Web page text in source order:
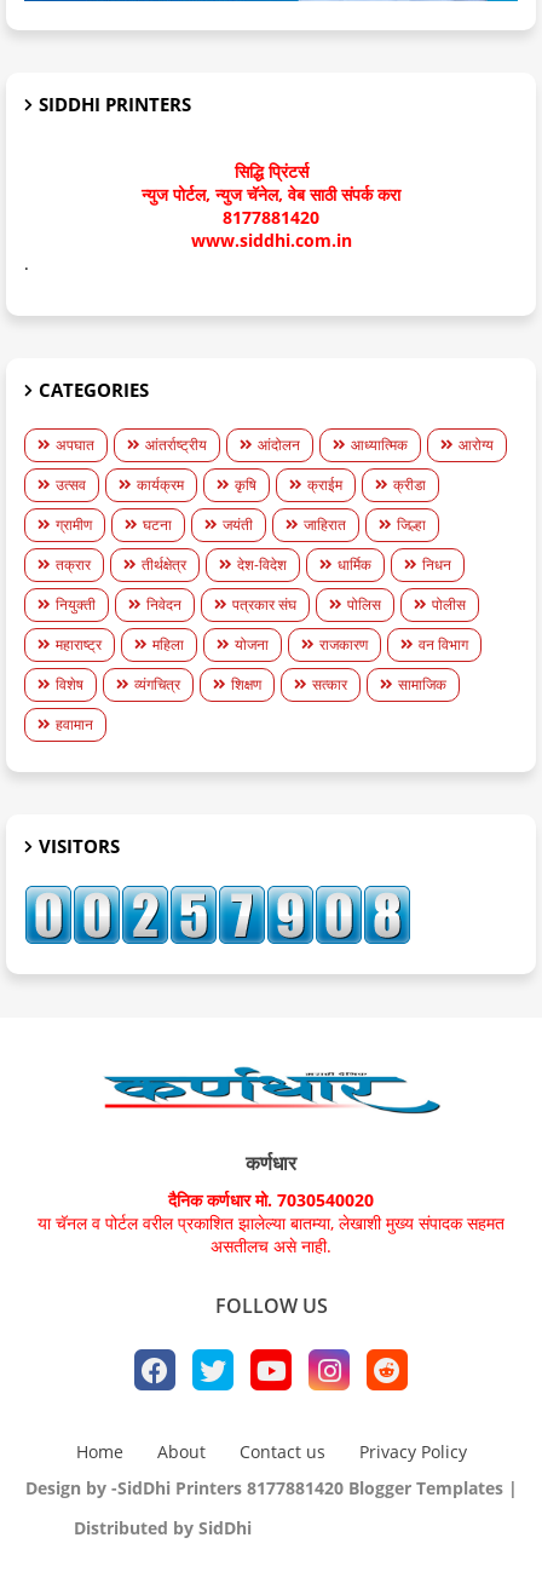
SIDDHI PRINTERS
सिद्धि प्रिंटर्स
न्युज पोर्टल, न्युज चॅनेल, वेब साठी संपर्क करा
8177881420
www.siddhi.com.in
.
CATEGORIES
अपघात आंतर्राष्ट्रीय आंदोलन आध्यात्मिक
आरोग्य
उत्सव
कार्यक्रम कृषि क्राईम
क्रीडा
ग्रामीण
घटना जयंती जाहिरात
जिल्हा
तक्रार
तीर्थक्षेत्र देश-विदेश धार्मिक
निधन
नियुक्ती
निवेदन पत्रकार संघ पोलिस
पोलीस
महाराष्ट्र
महिला योजना राजकारण
वन विभाग
विशेष
व्यंगचित्र शिक्षण सत्कार
सामाजिक
हवामान
VISITORS
कर्णधार
दैनिक कर्णधार मो. 7030540020
या चॅनल व पोर्टल वरील प्रकाशित झालेल्या बातम्या, लेखाशी मुख्य संपादक सहमत
असतीलच असे नाही.
FOLLOW US
Home About Contact us
Privacy Policy
Design by -SidDhi Printers 8177881420 Blogger Templates |
Distributed by SidDhi